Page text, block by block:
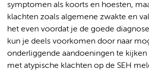
symptomen als koorts en hoesten,
klachten zoals algemene zwakte en
het even voordat je de goede
kun je deels voorkomen door naar
onderliggende aandoeningen te
met atypische klachten op de SEH